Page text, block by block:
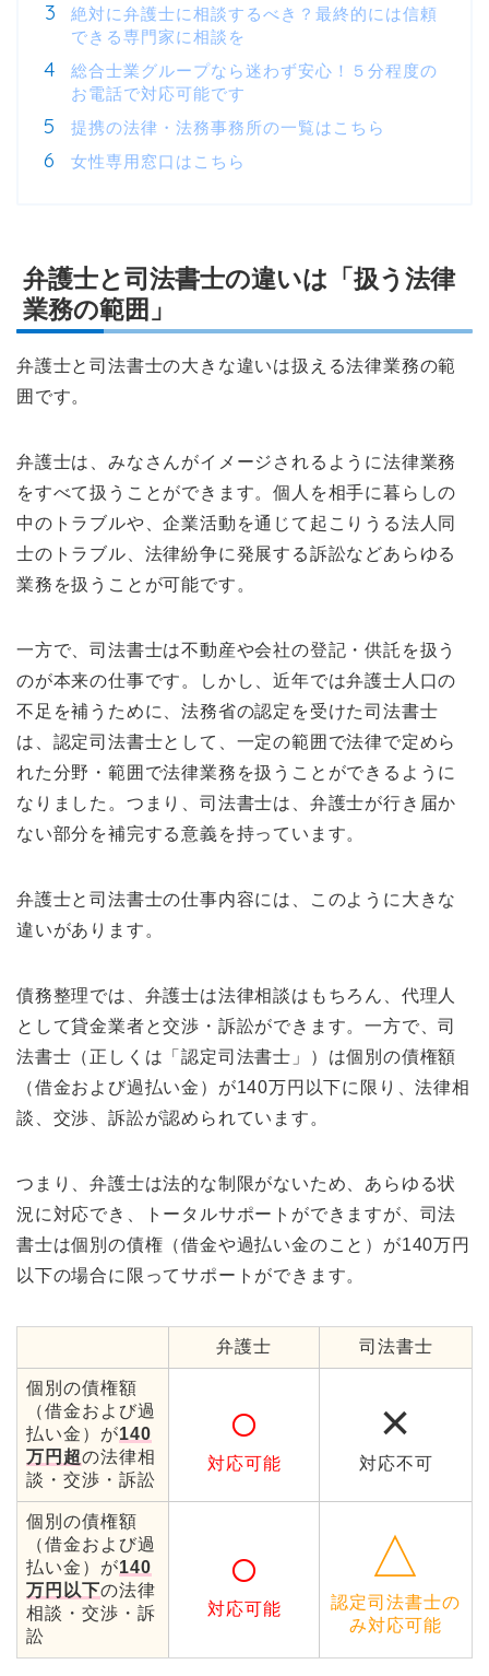
絶対に弁護士に相談するべき？最終的には信頼
できる専門家に相談を
総合士業グループなら迷わず安心！５分程度の
お電話で対応可能です
提携の法律・法務事務所の一覧はこちら
女性専用窓口はこちら
弁護士と司法書士の違いは「扱う法律
業務の範囲」
弁護士と司法書士の大きな違いは扱える法律業務の範
囲です。
弁護士は、みなさんがイメージされるように法律業務
をすべて扱うことができます。個人を相手に暮らしの
中のトラブルや、企業活動を通じて起こりうる法人同
士のトラブル、法律紛争に発展する訴訟などあらゆる
業務を扱うことが可能です。
一方で、司法書士は不動産や会社の登記・供託を扱う
のが本来の仕事です。しかし、近年では弁護士人口の
不足を補うために、法務省の認定を受けた司法書士
は、認定司法書士として、一定の範囲で法律で定めら
れた分野・範囲で法律業務を扱うことができるように
なりました。つまり、司法書士は、弁護士が行き届か
ない部分を補完する意義を持っています。
弁護士と司法書士の仕事内容には、このように大きな
違いがあります。
債務整理では、弁護士は法律相談はもちろん、代理人
として貸金業者と交渉・訴訟ができます。一方で、司
法書士（正しくは「認定司法書士」）は個別の債権額
（借金および過払い金）が140万円以下に限り、法律相
談、交渉、訴訟が認められています。
つまり、弁護士は法的な制限がないため、あらゆる状
況に対応でき、トータルサポートができますが、司法
書士は個別の債権（借金や過払い金のこと）が140万円
以下の場合に限ってサポートができます。
弁護士 司法書士
個別の債権額
（借金および過
払い金）が140
万円超の法律相
談・交渉・訴訟
○
対応可能
×
対応不可
個別の債権額
（借金および過
払い金）が140
万円以下の法律
相談・交渉・訴
訟
○
対応可能
△
認定司法書士の
み対応可能